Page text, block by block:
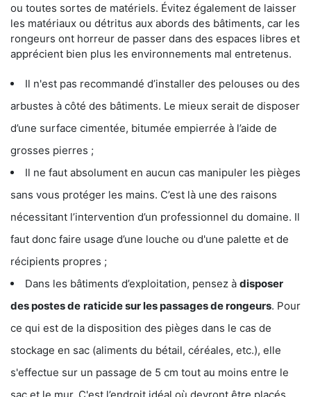
ou toutes sortes de matériels. Évitez également de laisser
les matériaux ou détritus aux abords des bâtiments, car les
rongeurs ont horreur de passer dans des espaces libres et
apprécient bien plus les environnements mal entretenus.
Il n'est pas recommandé d’installer des pelouses ou des
arbustes à côté des bâtiments. Le mieux serait de disposer
d’une surface cimentée, bitumée empierrée à l’aide de
grosses pierres ;
Il ne faut absolument en aucun cas manipuler les pièges
sans vous protéger les mains. C’est là une des raisons
nécessitant l’intervention d’un professionnel du domaine. Il
faut donc faire usage d’une louche ou d'une palette et de
récipients propres ;
Dans les bâtiments d’exploitation, pensez à disposer
des postes de raticide sur les passages de rongeurs. Pour
ce qui est de la disposition des pièges dans le cas de
stockage en sac (aliments du bétail, céréales, etc.), elle
s'effectue sur un passage de 5 cm tout au moins entre le